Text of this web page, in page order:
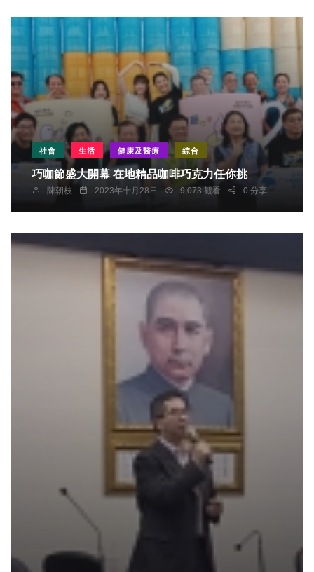
社會 生活 健康及醫療 綜合
巧咖節盛大開幕 在地精品咖啡巧克力任你挑
陳朝枝 2023年十月28日 9,073 觀看 0 分享